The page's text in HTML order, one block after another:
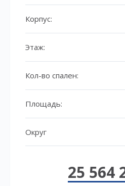
Корпус:
Этаж:
Кол-во спален:
Площадь:
Округ
25 564